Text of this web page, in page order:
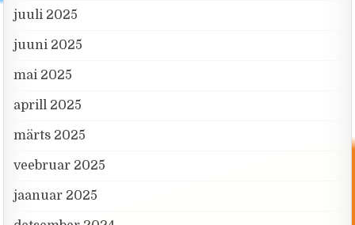
juuli 2025
juuni 2025
mai 2025
aprill 2025
märts 2025
veebruar 2025
jaanuar 2025